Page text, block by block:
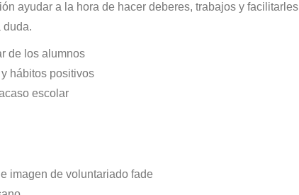
ayudar a la hora de hacer deberes, trabajos y facilitarles
duda.
de los alumnos
hábitos positivos
escolar